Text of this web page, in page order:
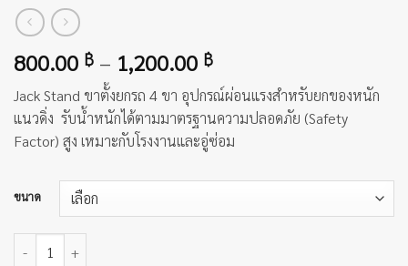
800.00 ฿ – 1,200.00 ฿Price
range:
800.00 ฿
through
1,200.00 ฿
Jack Stand ขาตั้งยกรถ 4 ขา อุปกรณ์ผ่อนแรงสำหรับยกของหนัก
แนวดิ่ง รับน้ำหนักได้ตามมาตรฐานความปลอดภัย (Safety
Factor) สูง เหมาะกับโรงงานและอู่ซ่อม
ขนาด